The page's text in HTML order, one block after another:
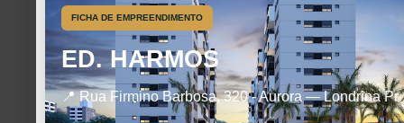
FICHA DE EMPREENDIMENTO
ED. HARMOS
📍 Rua Firmino Barbosa, 320 - Aurora — Londrina Pr